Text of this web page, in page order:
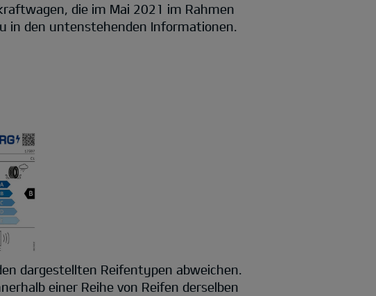
die im Mai 2021 im Rahmen
in den untenstehenden Informationen.
dargestellten Reifentypen abweichen.
einer Reihe von Reifen derselben